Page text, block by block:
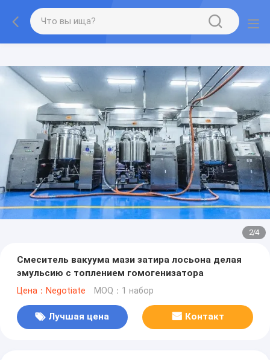
2/4
Смеситель вакуума мази затира лосьона делая
эмульсию с топлением гомогенизатора
Цена：Negotiate MOQ：1 набор
Лучшая цена Контакт